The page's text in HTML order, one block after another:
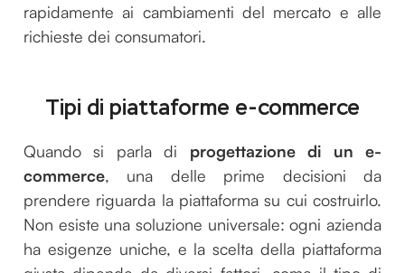
rapidamente ai cambiamenti del mercato e alle
richieste dei consumatori.
Tipi di piattaforme e-commerce
Quando si parla di progettazione di un e-
commerce, una delle prime decisioni da
prendere riguarda la piattaforma su cui costruirlo.
Non esiste una soluzione universale: ogni azienda
ha esigenze uniche, e la scelta della piattaforma